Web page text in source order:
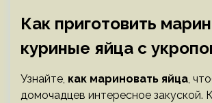
Как приготовить
куриные яйца с
Узнайте, как мариновать яйца,
домочадцев интересное закуской.